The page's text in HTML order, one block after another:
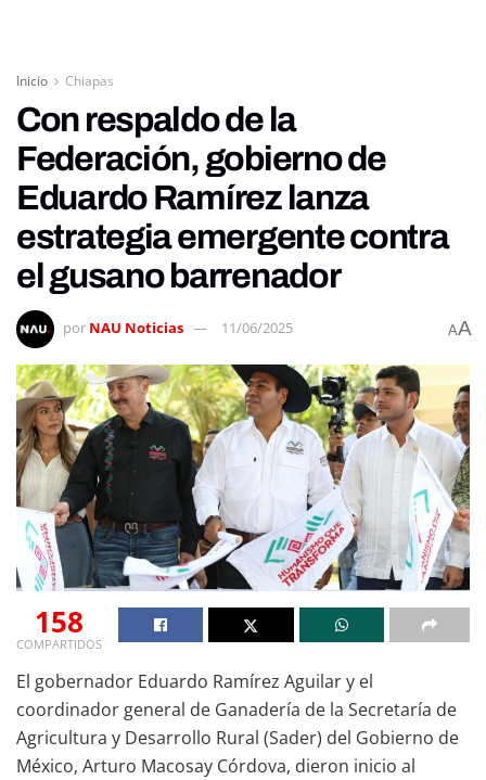
Inicio Chiapas
Con respaldo de la
Federación, gobierno de
Eduardo Ramírez lanza
estrategia emergente contra
el gusano barrenador
por NAU Noticias 11/06/2025 AA
158
COMPARTIDOS
El gobernador Eduardo Ramírez Aguilar y el
coordinador general de Ganadería de la Secretaría de
Agricultura y Desarrollo Rural (Sader) del Gobierno de
México, Arturo Macosay Córdova, dieron inicio al